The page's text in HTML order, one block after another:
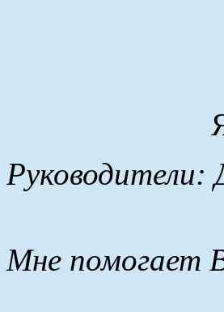
Мне помогает